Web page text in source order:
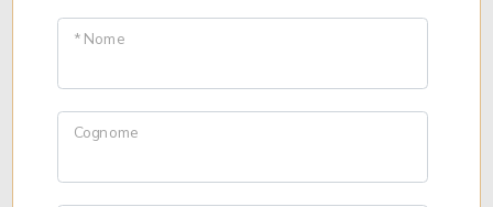
* Nome
Cognome